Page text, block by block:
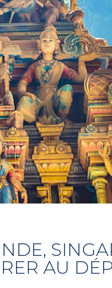
AU